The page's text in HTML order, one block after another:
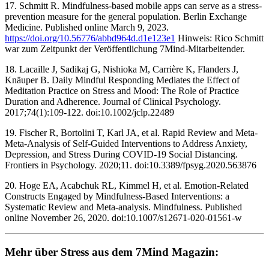
17. Schmitt R. Mindfulness-based mobile apps can serve as a stress-
prevention measure for the general population. Berlin Exchange
Medicine. Published online March 9, 2023.
https://doi.org/10.56776/abbd964d.d1e123e1 Hinweis: Rico Schmitt
war zum Zeitpunkt der Veröffentlichung 7Mind-Mitarbeitender.
18. Lacaille J, Sadikaj G, Nishioka M, Carrière K, Flanders J,
Knäuper B. Daily Mindful Responding Mediates the Effect of
Meditation Practice on Stress and Mood: The Role of Practice
Duration and Adherence. Journal of Clinical Psychology.
2017;74(1):109-122. doi:10.1002/jclp.22489 ‌
19. Fischer R, Bortolini T, Karl JA, et al. Rapid Review and Meta-
Meta-Analysis of Self-Guided Interventions to Address Anxiety,
Depression, and Stress During COVID-19 Social Distancing.
Frontiers in Psychology. 2020;11. doi:10.3389/fpsyg.2020.563876 ‌
20. Hoge EA, Acabchuk RL, Kimmel H, et al. Emotion-Related
Constructs Engaged by Mindfulness-Based Interventions: a
Systematic Review and Meta-analysis. Mindfulness. Published
online November 26, 2020. doi:10.1007/s12671-020-01561-w ‌
Mehr über Stress aus dem 7Mind Maga­zin: